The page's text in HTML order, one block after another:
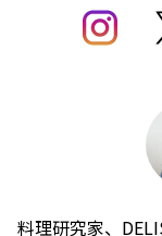
料理研究家、